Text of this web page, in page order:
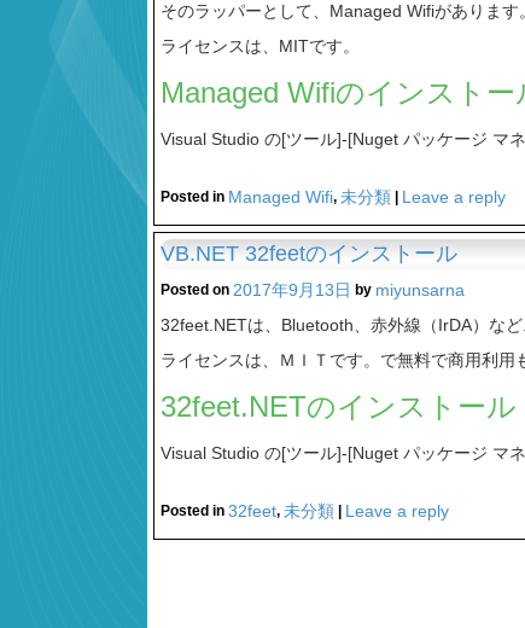
そのラッパーとして、Managed Wifiがあります。
ライセンスは、MITです。
Managed Wifiのインストー
Visual Studio の[ツール]-[Nuget パッケージ マ
Posted in Managed Wifi, 未分類 | Leave a reply
VB.NET 32feetのインストール
Posted on 2017年9月13日 by miyunsarna
32feet.NETは、Bluetooth、赤外線（IrDA）な
ライセンスは、ＭＩＴです。で無料で商用利用
32feet.NETのインストール
Visual Studio の[ツール]-[Nuget パッケージ マ
Posted in 32feet, 未分類 | Leave a reply